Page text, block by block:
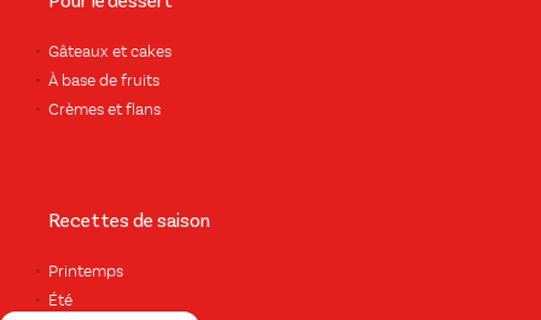
Gâteaux et cakes
À base de fruits
Crèmes et flans
Recettes de saison
Printemps
Été